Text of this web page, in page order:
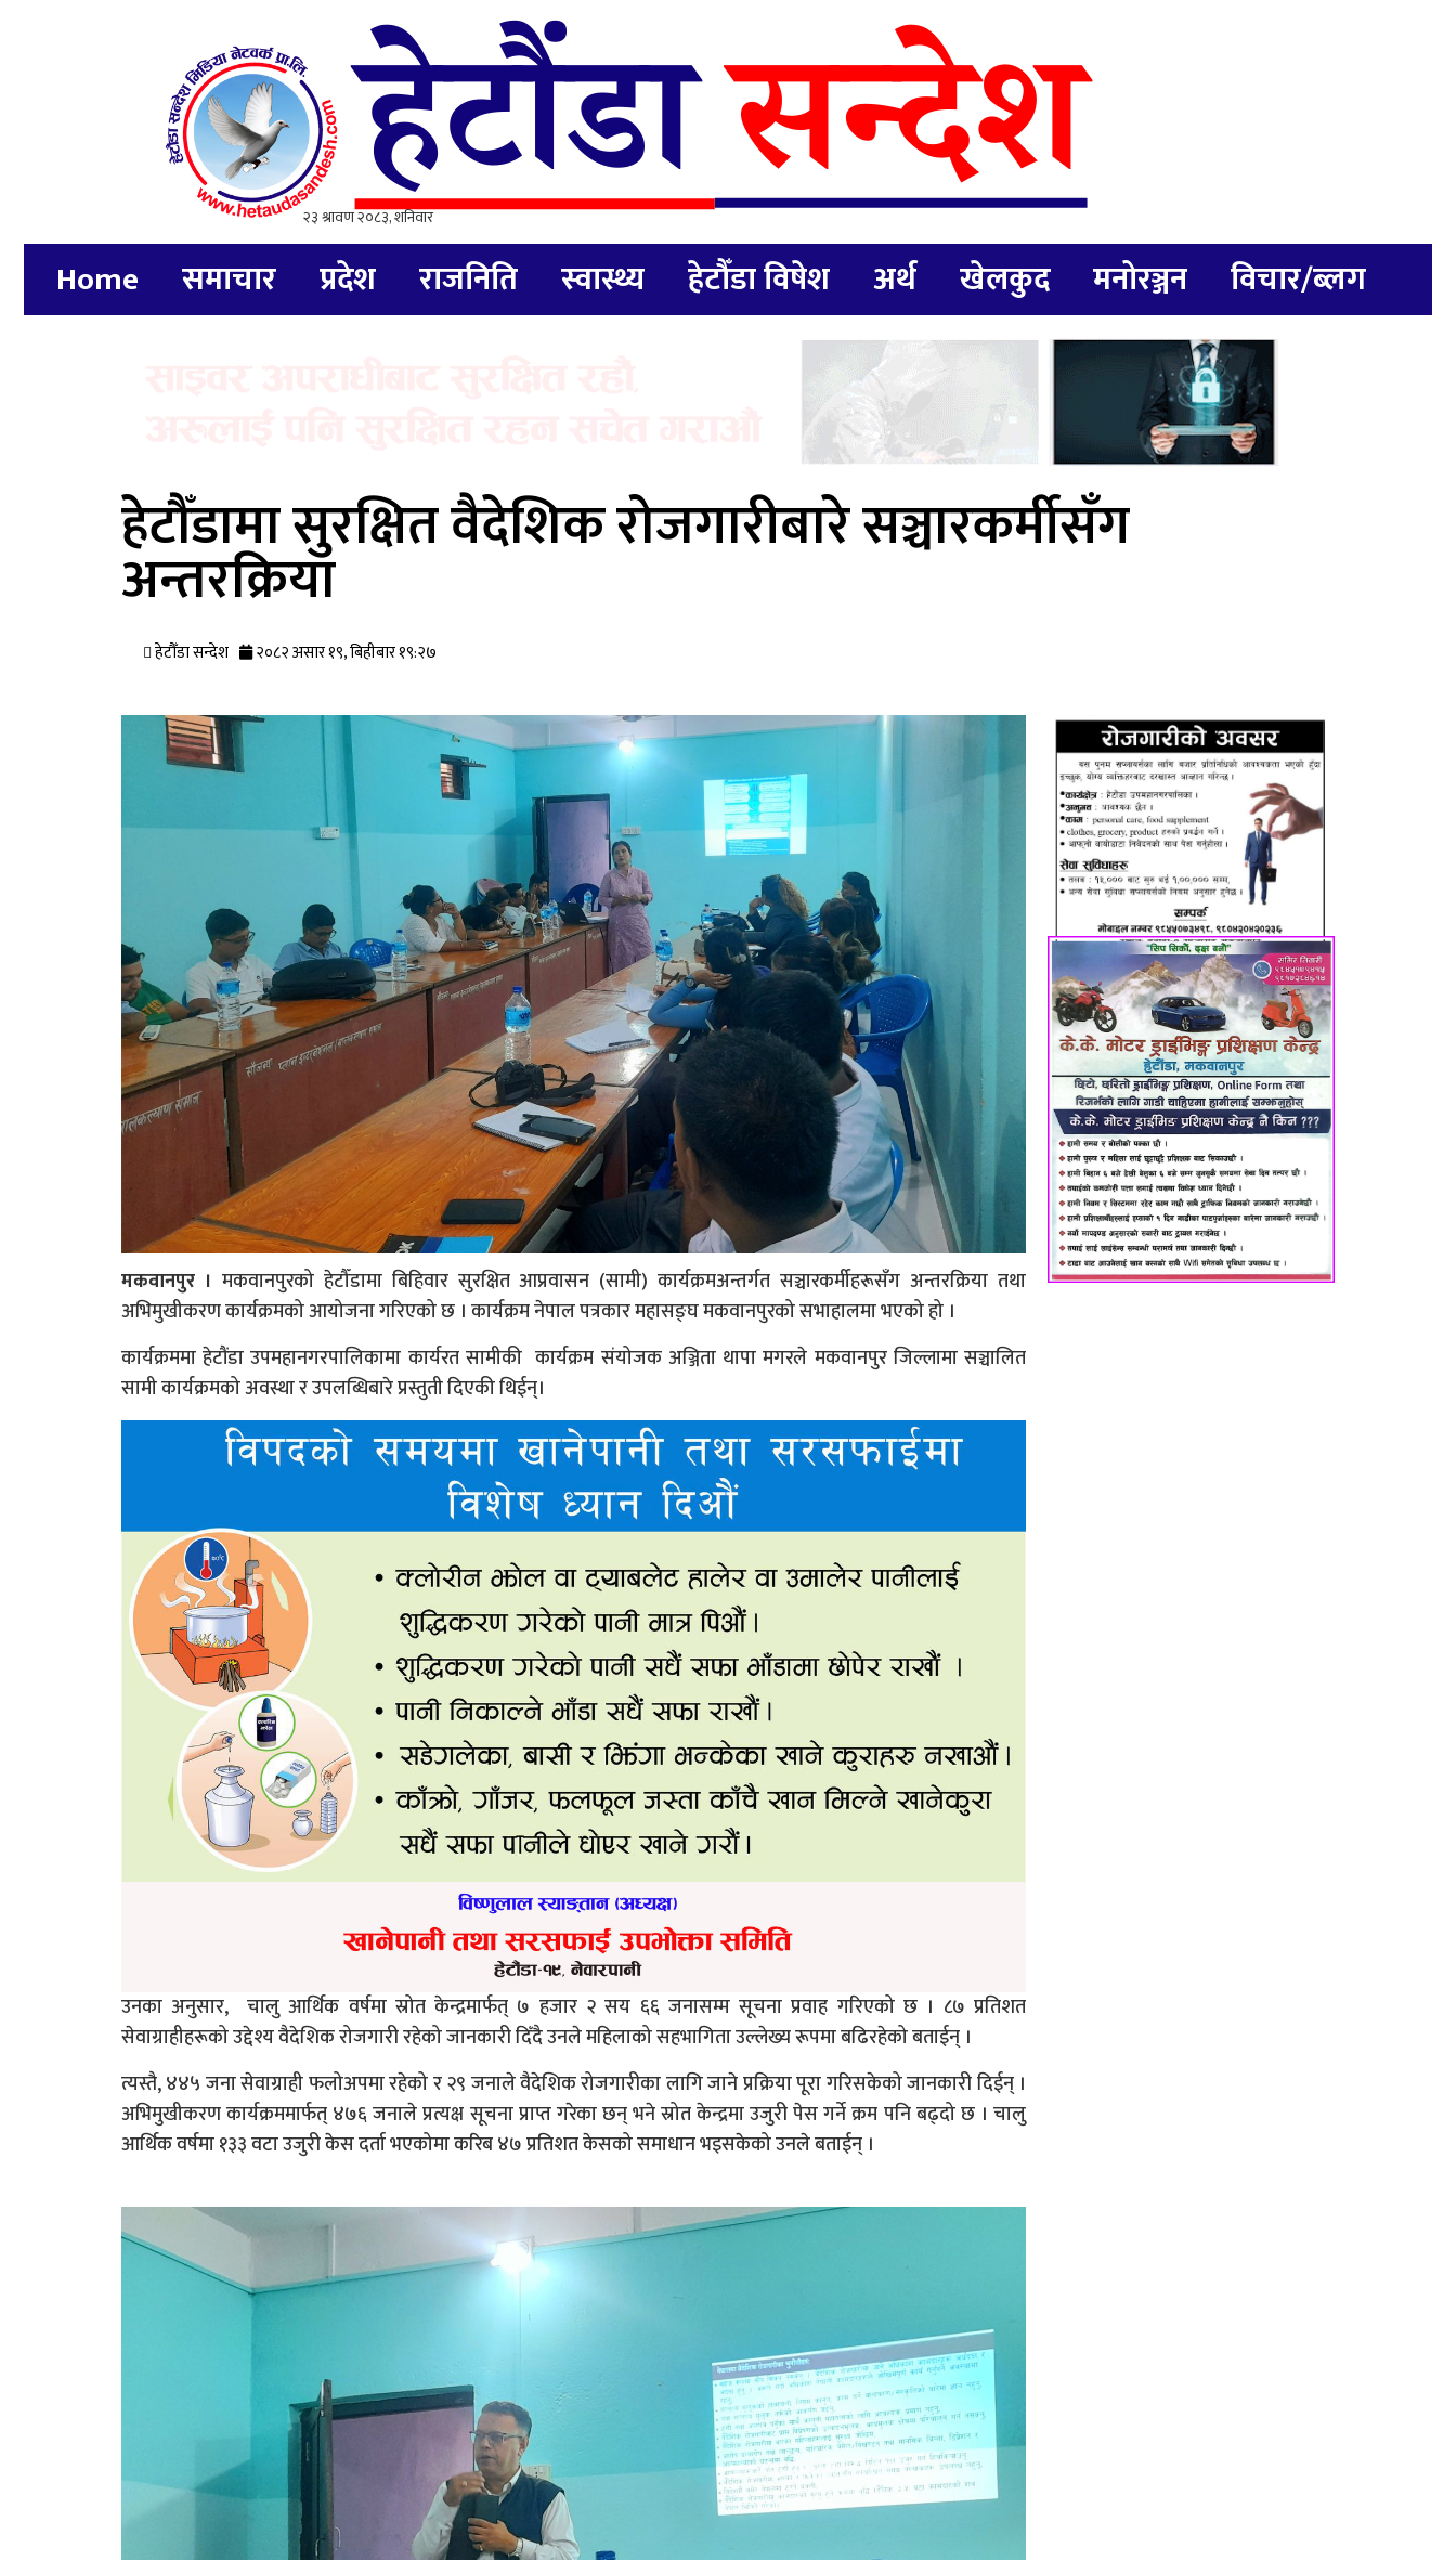
Home समाचार प्रदेश राजनिति स्वास्थ्य हेटौँडा विषेश अर्थ खेलकुद मनोरञ्जन विचार/ब्लग
हेटौँडामा सुरक्षित वैदेशिक रोजगारीबारे सञ्चारकर्मीसँग
अन्तरक्रिया
हेटौँडा सन्देश २०८२ असार १९, बिहीबार १९:२७
मकवानपुर । मकवानपुरको हेटौँडामा बिहिवार सुरक्षित आप्रवासन (सामी) कार्यक्रमअन्तर्गत सञ्चारकर्मीहरूसँग अन्तरक्रिया तथा
अभिमुखीकरण कार्यक्रमको आयोजना गरिएको छ । कार्यक्रम नेपाल पत्रकार महासङ्घ मकवानपुरको सभाहालमा भएको हो ।
कार्यक्रममा हेटौंडा उपमहानगरपालिकामा कार्यरत सामीकी कार्यक्रम संयोजक अञ्जिता थापा मगरले मकवानपुर जिल्लामा सञ्चालित
सामी कार्यक्रमको अवस्था र उपलब्धिबारे प्रस्तुती दिएकी थिईन्।
उनका अनुसार, चालु आर्थिक वर्षमा स्रोत केन्द्रमार्फत् ७ हजार २ सय ६६ जनासम्म सूचना प्रवाह गरिएको छ । ८७ प्रतिशत
सेवाग्राहीहरूको उद्देश्य वैदेशिक रोजगारी रहेको जानकारी दिँदै उनले महिलाको सहभागिता उल्लेख्य रूपमा बढिरहेको बताईन् ।
त्यस्तै, ४४५ जना सेवाग्राही फलोअपमा रहेको र २९ जनाले वैदेशिक रोजगारीका लागि जाने प्रक्रिया पूरा गरिसकेको जानकारी दिईन् ।
अभिमुखीकरण कार्यक्रममार्फत् ४७६ जनाले प्रत्यक्ष सूचना प्राप्त गरेका छन् भने स्रोत केन्द्रमा उजुरी पेस गर्ने क्रम पनि बढ्दो छ । चालु
आर्थिक वर्षमा १३३ वटा उजुरी केस दर्ता भएकोमा करिब ४७ प्रतिशत केसको समाधान भइसकेको उनले बताईन् ।